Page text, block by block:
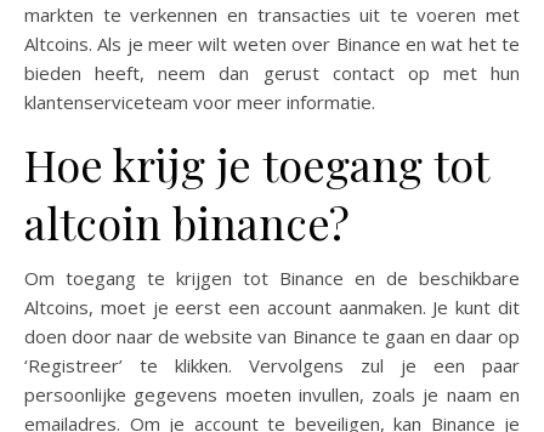
markten te verkennen en transacties uit te voeren met
Altcoins. Als je meer wilt weten over Binance en wat het te
bieden heeft, neem dan gerust contact op met hun
klantenserviceteam voor meer informatie.
Hoe krijg je toegang tot
altcoin binance?
Om toegang te krijgen tot Binance en de beschikbare
Altcoins, moet je eerst een account aanmaken. Je kunt dit
doen door naar de website van Binance te gaan en daar op
‘Registreer’ te klikken. Vervolgens zul je een paar
persoonlijke gegevens moeten invullen, zoals je naam en
emailadres. Om je account te beveiligen, kan Binance je